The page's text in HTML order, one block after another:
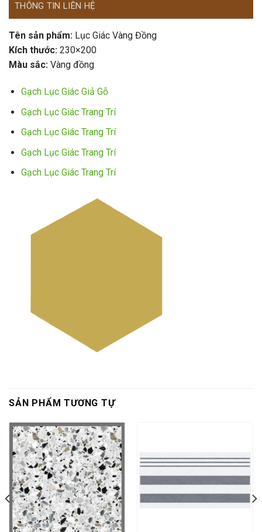
THÔNG TIN LIÊN HỆ
Tên sản phẩm: Lục Giác Vàng Đồng
Kích thước: 230×200
Màu sắc: Vàng đồng
Gạch Lục Giác Giả Gỗ
Gạch Lục Giác Trang Trí
Gạch Lục Giác Trang Trí
Gạch Lục Giác Trang Trí
Gạch Lục Giác Trang Trí
SẢN PHẨM TƯƠNG TỰ